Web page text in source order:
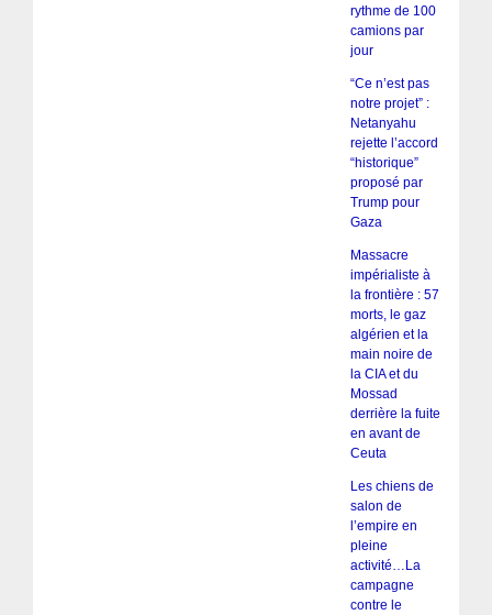
rythme de 100
camions par
jour
“Ce n’est pas
notre projet” :
Netanyahu
rejette l’accord
“historique”
proposé par
Trump pour
Gaza
Massacre
impérialiste à
la frontière : 57
morts, le gaz
algérien et la
main noire de
la CIA et du
Mossad
derrière la fuite
en avant de
Ceuta
Les chiens de
salon de
l’empire en
pleine
activité…La
campagne
contre le